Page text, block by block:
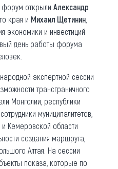
открыли Александр
края и Михаил Щетинин
экономики и инвестиций
день работы форума
экспертной сессии
трансграничного
Монголии, республики
муниципалитетов,
и Кемеровской области
создания маршрута,
Алтая. На сессии
показа, которые по